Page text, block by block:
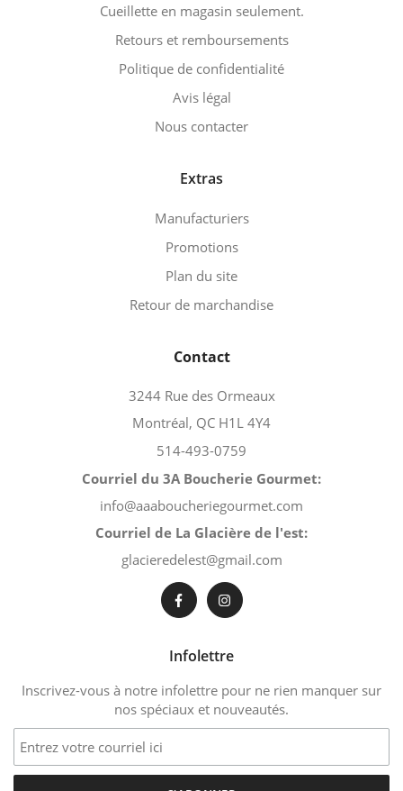
Cueillette en magasin seulement.
Retours et remboursements
Politique de confidentialité
Avis légal
Nous contacter
Extras
Manufacturiers
Promotions
Plan du site
Retour de marchandise
Contact
3244 Rue des Ormeaux
Montréal, QC H1L 4Y4
514-493-0759
Courriel du 3A Boucherie Gourmet:
info@aaaboucheriegourmet.com
Courriel de La Glacière de l'est:
glacieredelest@gmail.com
Infolettre
Inscrivez-vous à notre infolettre pour ne rien manquer sur
nos spéciaux et nouveautés.